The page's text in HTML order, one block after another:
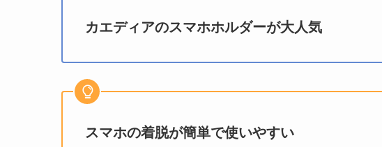
カエディアのスマホホルダーが大人気
スマホの着脱が簡単で使いやすい